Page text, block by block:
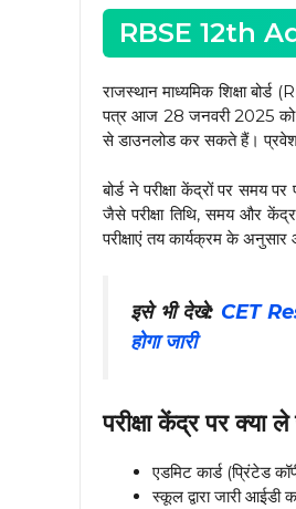
RBSE 12th
राजस्थान माध्यमिक शिक्षा
पत्र आज 28 जनवरी 2025 को
से डाउनलोड कर सकते हैं। प्रवेश
बोर्ड ने परीक्षा केंद्रों पर समय
जैसे परीक्षा तिथि, समय और
परीक्षाएं तय कार्यक्रम के अनुसार
इसे भी देखे: CET
होगा जारी
परीक्षा केंद्र पर क्या ले
एडमिट कार्ड (प्रिंटेड
स्कूल द्वारा जारी आईडी